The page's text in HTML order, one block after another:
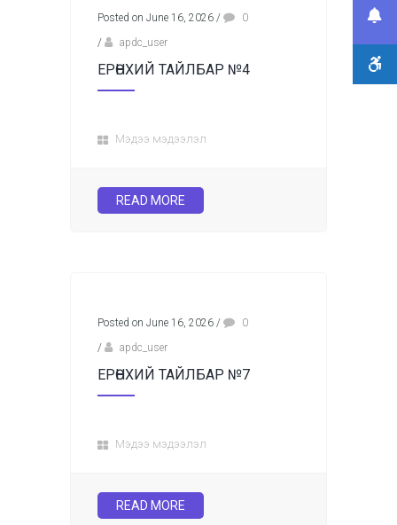
Posted on June 16, 2026 /
0
/
apdc_user
ЕРӨНХИЙ ТАЙЛБАР №4
Мэдээ мэдээлэл
READ MORE
Posted on June 16, 2026 /
0
/
apdc_user
ЕРӨНХИЙ ТАЙЛБАР №7
Мэдээ мэдээлэл
READ MORE